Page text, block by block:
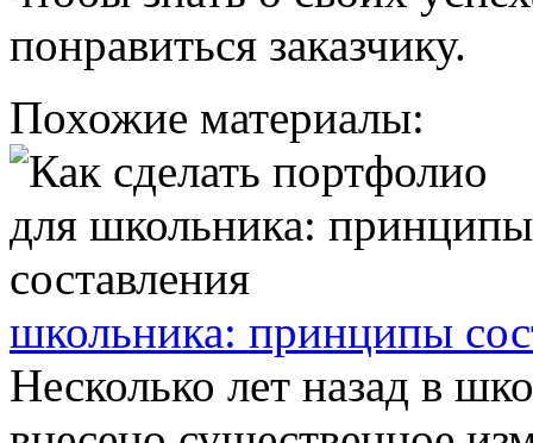
понравиться заказчику.
Похожие материалы:
школьника: принципы
Несколько лет назад в